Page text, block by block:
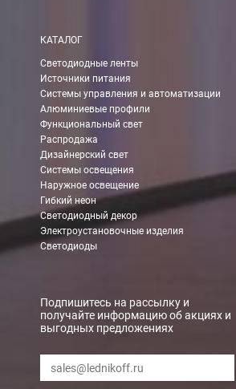
Вы можете самостоятельно забрать
В Москве (внутри МКАД)
БЕСПЛАТНАЯ доставка при сумме
При заказе менее 7000 руб. стоимость
В Москве и МО (за МКАД)
При заказе от 7000 руб. стоимость
При заказе менее 7000 руб.
БЕСПЛАТНАЯ доставка при сумме
При заказе менее 7000 руб.
Boxberry
КАТАЛОГ
Светодиодные ленты
Источники питания
Системы управления и автоматизации
Алюминиевые профили
Функциональный свет
Распродажа
Дизайнерский свет
Системы освещения
Наружное освещение
Гибкий неон
Светодиодный декор
Электроустановочные изделия
Светодиоды
Подпишитесь на рассылку и
получайте информацию об акциях и
выгодных предложениях